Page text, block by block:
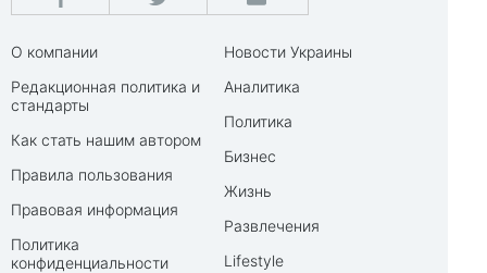
О компании
Редакционная политика и
стандарты
Как стать нашим автором
Правила пользования
Правовая информация
Политика
конфиденциальности
Новости Украины
Аналитика
Политика
Бизнес
Жизнь
Развлечения
Lifestyle